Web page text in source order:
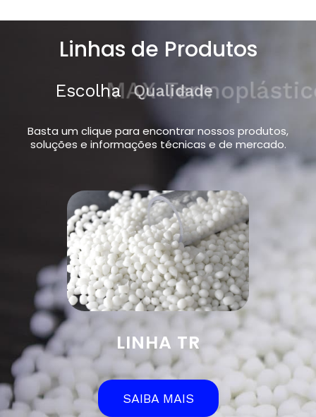
Linhas de Produtos
Escolha MAX Termoplásticos
Basta um clique para encontrar nossos produtos,
soluções e informações técnicas e de mercado.
LINHA TR
SAIBA MAIS